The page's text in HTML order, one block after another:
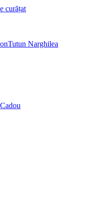
curățat
Tutun Narghilea